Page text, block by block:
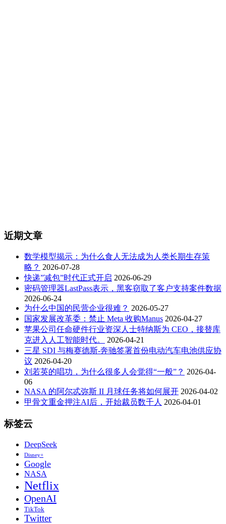
近期文章
数学模型揭示：为什么食人无法成为人类长期生存策
略？ 2026-07-28
快递”减包”时代正式开启 2026-06-29
密码管理器LastPass表示，黑客窃取了客户支持案件数据
2026-06-24
为什么中国的民营企业很难？ 2026-05-27
国家发展改革委：禁止 Meta 收购Manus 2026-04-27
苹果公司任命硬件行业资深人士特纳斯为 CEO，接替库
克进入人工智能时代。
2026-04-21
三星 SDI 与梅赛德斯-奔驰签署首份电动汽车电池供应协
议 2026-04-20
刘若英的唱功，为什么很多人会觉得“一般”？ 2026-04-
06
NASA 的阿尔忒弥斯 II 月球任务将如何展开 2026-04-02
甲骨文重金押注AI后，开始裁员数千人 2026-04-01
标签云
DeepSeek
Disney+
Google
NASA
Netflix
OpenAI
TikTok
Twitter